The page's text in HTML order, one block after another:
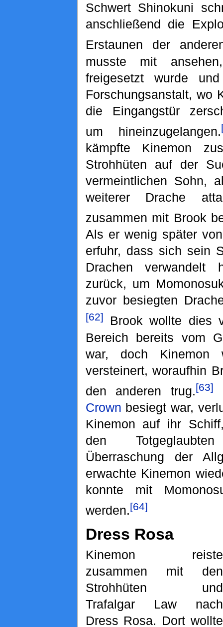
Schwert Shinokuni
anschließend die
Erstaunen der
musste mit
freigesetzt wurde
Forschungsanstalt, wo
die Eingangstür
um hineinzugelangen.
kämpfte Kinemon
Strohhüten auf der
vermeintlichen Sohn,
weiterer Drache
zusammen mit Brook
Als er wenig später
erfuhr, dass sich sein
Drachen verwandelt
zurück, um
zuvor besiegten
[62]
Brook wollte dies
Bereich bereits vom
war, doch Kinemon
versteinert, woraufhin
den anderen trug.[63]
Crown besiegt war,
Kinemon auf ihr
den
Überraschung der
erwachte Kinemon
konnte mit
werden.[64]
Dress Rosa
Kinemon reiste
zusammen mit den
Strohhüten und
Trafalgar Law nach
Dress Rosa. Dort wollte